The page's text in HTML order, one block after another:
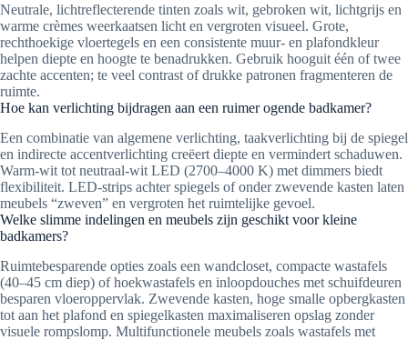
Neutrale, lichtreflecterende tinten zoals wit, gebroken wit, lichtgrijs en
warme crèmes weerkaatsen licht en vergroten visueel. Grote,
rechthoekige vloertegels en een consistente muur- en plafondkleur
helpen diepte en hoogte te benadrukken. Gebruik hooguit één of twee
zachte accenten; te veel contrast of drukke patronen fragmenteren de
ruimte.
Hoe kan verlichting bijdragen aan een ruimer ogende badkamer?
Een combinatie van algemene verlichting, taakverlichting bij de spiegel
en indirecte accentverlichting creëert diepte en vermindert schaduwen.
Warm-wit tot neutraal-wit LED (2700–4000 K) met dimmers biedt
flexibiliteit. LED-strips achter spiegels of onder zwevende kasten laten
meubels “zweven” en vergroten het ruimtelijke gevoel.
Welke slimme indelingen en meubels zijn geschikt voor kleine
badkamers?
Ruimtebesparende opties zoals een wandcloset, compacte wastafels
(40–45 cm diep) of hoekwastafels en inloopdouches met schuifdeuren
besparen vloeroppervlak. Zwevende kasten, hoge smalle opbergkasten
tot aan het plafond en spiegelkasten maximaliseren opslag zonder
visuele rompslomp. Multifunctionele meubels zoals wastafels met